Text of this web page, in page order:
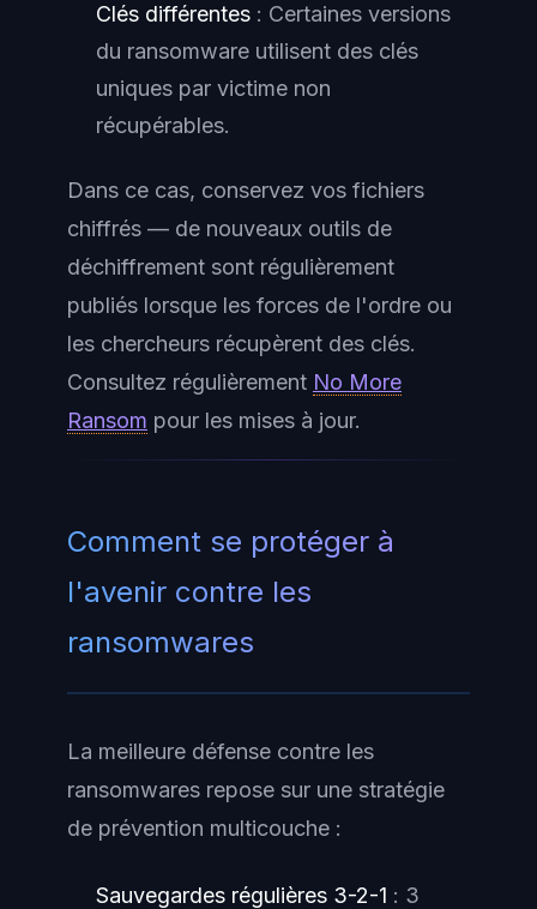
Clés différentes : Certaines versions
du ransomware utilisent des clés
uniques par victime non
récupérables.
Dans ce cas, conservez vos fichiers
chiffrés — de nouveaux outils de
déchiffrement sont régulièrement
publiés lorsque les forces de l'ordre ou
les chercheurs récupèrent des clés.
Consultez régulièrement No More
Ransom pour les mises à jour.
Comment se protéger à
l'avenir contre les
ransomwares
La meilleure défense contre les
ransomwares repose sur une stratégie
de prévention multicouche :
Sauvegardes régulières 3-2-1 : 3